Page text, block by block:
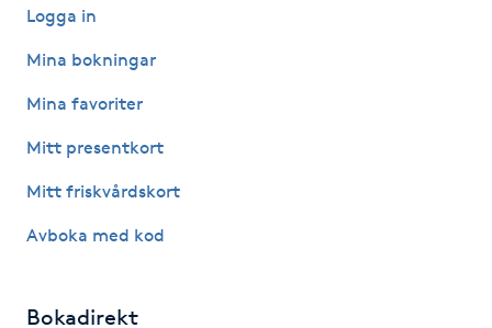
Olaplexbehandling
Ombre
Ombre brows
Logga in
Mina bokningar
Mina favoriter
Mitt presentkort
Mitt friskvårdskort
Avboka med kod
Bokadirekt